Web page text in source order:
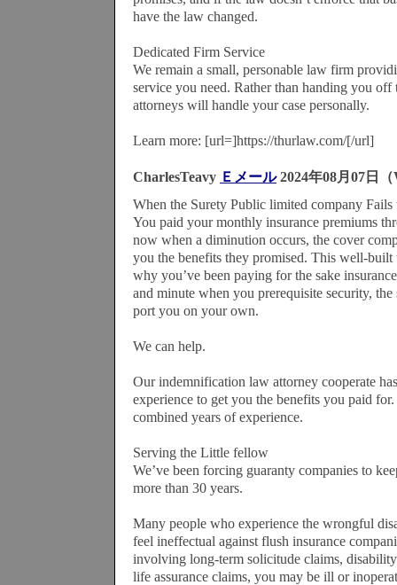
have the law changed.
Dedicated Firm Service
We remain a small, personable law firm
service you need. Rather than handing you off
attorneys will handle your case personally.
Learn more: [url=]https://thurlaw.com/[/url]
CharlesTeavy Ｅメール2024年08月07日（
When the Surety Public limited company
You paid your monthly insurance premiums
now when a diminution occurs, the cover
you the benefits they promised. This well-built
why you’ve been paying for the sake
and minute when you prerequisite security, the
port you on your own.
We can help.
Our indemnification law attorney cooperate
experience to get you the benefits you paid
combined years of experience.
Serving the Little fellow
We’ve been forcing guaranty companies to
more than 30 years.
Many people who experience the wrongful
feel ineffectual against flush insurance
involving long-term solicitude claims,
life assurance claims, you may be ill or